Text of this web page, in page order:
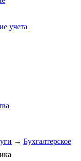
учета
→ Бухгалтерское